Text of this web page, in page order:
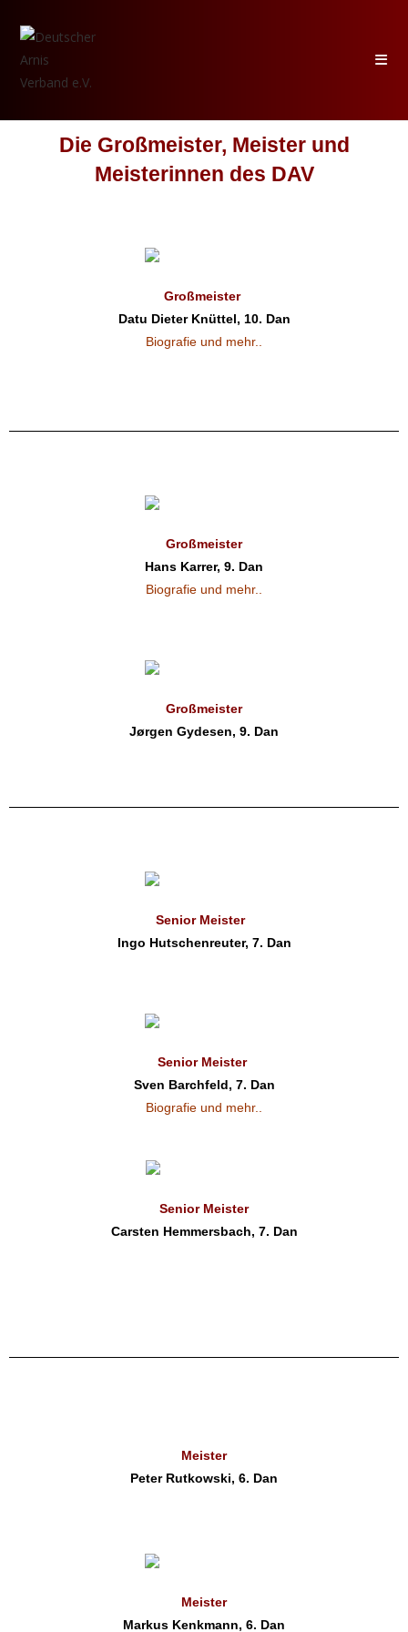
Die Großmeister, Meister und
Meisterinnen des DAV
Großmeister
Datu Dieter Knüttel, 10. Dan
Biografie und mehr..
Großmeister
Hans Karrer, 9. Dan
Biografie und mehr..
Großmeister
Jørgen Gydesen, 9. Dan
Senior Meister
Ingo Hutschenreuter, 7. Dan
Senior Meister
Sven Barchfeld, 7. Dan
Biografie und mehr..
Senior Meister
Carsten Hemmersbach, 7. Dan
Meister
Peter Rutkowski, 6. Dan
Meister
Markus Kenkmann, 6. Dan